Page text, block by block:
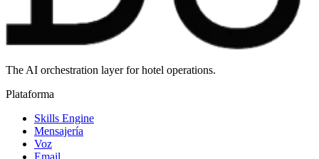
The AI orchestration layer for hotel operations.
Plataforma
Skills Engine
Mensajería
Voz
Email